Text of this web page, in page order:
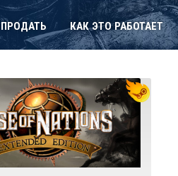
ПРОДАТЬ КАК ЭТО РАБОТАЕТ